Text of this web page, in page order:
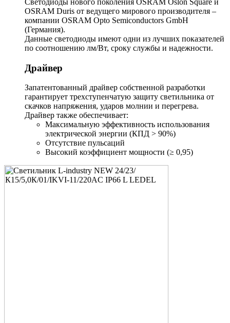
Светодиоды нового поколения OSRAM Oslon Square и
OSRAM Duris от ведущего мирового производителя –
компании OSRAM Opto Semiconductors GmbH
(Германия).
Данные светодиоды имеют одни из лучших показателей
по соотношению лм/Вт, сроку службы и надежности.
Драйвер
Запатентованный драйвер собственной разработки
гарантирует трехступенчатую защиту светильника от
скачков напряжения, ударов молнии и перегрева.
Драйвер также обеспечивает:
Максимальную эффективность использования
электрической энергии (КПД > 90%)
Отсутствие пульсаций
Высокий коэффициент мощности (≥ 0,95)